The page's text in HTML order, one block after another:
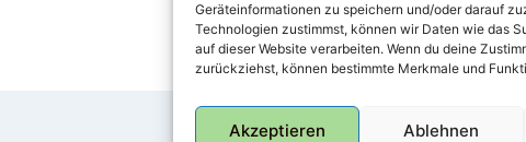
Geräteinformationen zu speichern und/oder darauf
Technologien zustimmst, können wir Daten wie das
auf dieser Website verarbeiten. Wenn du deine
zurückziehst, können bestimmte Merkmale und
Akzeptieren Ablehnen